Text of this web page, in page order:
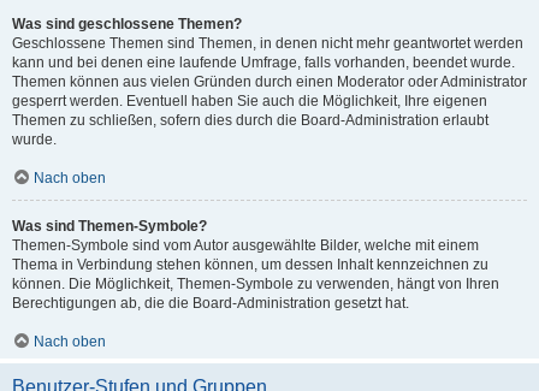
Was sind geschlossene Themen?
Geschlossene Themen sind Themen, in denen nicht mehr geantwortet werden
kann und bei denen eine laufende Umfrage, falls vorhanden, beendet wurde.
Themen können aus vielen Gründen durch einen Moderator oder Administrator
gesperrt werden. Eventuell haben Sie auch die Möglichkeit, Ihre eigenen
Themen zu schließen, sofern dies durch die Board-Administration erlaubt
wurde.
Nach oben
Was sind Themen-Symbole?
Themen-Symbole sind vom Autor ausgewählte Bilder, welche mit einem
Thema in Verbindung stehen können, um dessen Inhalt kennzeichnen zu
können. Die Möglichkeit, Themen-Symbole zu verwenden, hängt von Ihren
Berechtigungen ab, die die Board-Administration gesetzt hat.
Nach oben
Benutzer-Stufen und Gruppen